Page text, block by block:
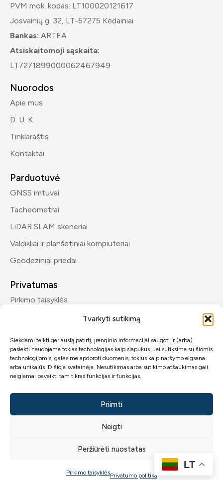
Tvarkyti sutikimą
Siekdami teikti geriausią patirtį, įrenginio informacijai saugoti ir (arba)
pasiekti naudojame tokias technologijas kaip slapukus. Jei sutiksime su šiomis
technologijomis, galėsime apdoroti duomenis, tokius kaip naršymo elgsena
arba unikalūs ID šioje svetainėje. Nesutikimas arba sutikimo atšaukimas gali
neigiamai paveikti tam tikras funkcijas ir funkcijas.
Priimti
Neigti
Peržiūrėti nuostatas
Pirkimo taisyklėsPrivatumo politika
PVM mok. kodas: LT100020121617
Josvainių g. 32, LT-57275 Kėdainiai
Bankas: ARTEA
Atsiskaitomoji sąskaita:
LT7271899000062467949
Nuorodos
Apie mus
D. U. K.
Tinklaraštis
Kontaktai
Parduotuvė
GNSS imtuvai
Tacheometrai
LiDAR SLAM skeneriai
Valdikliai ir planšetiniai kompiuteriai
Geodeziniai priedai
Privatumas
Pirkimo taisyklės
Kontaktai
info@geomp.lt
+370 600 89432
LT